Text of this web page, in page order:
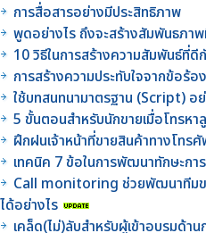
การสื่อสารอย่างมีประสิทธิภาพ
พูดอย่างไร ถึงจะสร้างสัมพันธภา
10 วิธีในการสร้างความสัมพันธ์ที่ดี
การสร้างความประทับใจจากข้อร้อ
ใช้บทสนทนามาตรฐาน (Script) อย่
5 ขั้นตอนสำหรับนักขายเมื่อโทรหา
ฝึกฝนเจ้าหน้าที่ขายสินค้าทางโทร
เทคนิค 7 ข้อในการพัฒนาทักษะกา
Call monitoring ช่วยพัฒนาทีม
ได้อย่างไร
เคล็ด(ไม่)ลับสำหรับผู้เข้าอบรมด้าน